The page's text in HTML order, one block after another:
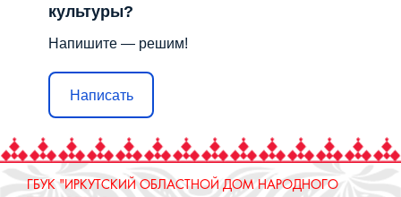
Написать
ГБУК "ИРКУТСКИЙ ОБЛАСТНОЙ ДОМ НАРОДНОГО
ТВОРЧЕСТВА"
664025, Россия, Иркутская область, г. Иркутск, ул.
Свердлова, стр. 18, e-mail: iodnt@mail.ru
тел.: 8 (3952) 33-04-25 - приемная